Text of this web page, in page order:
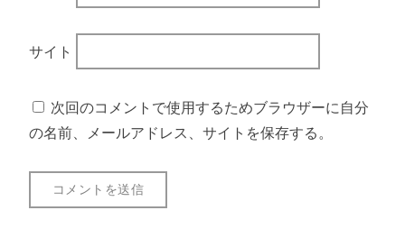
サイト
次回のコメントで使用するためブラウザーに自分
の名前、メールアドレス、サイトを保存する。